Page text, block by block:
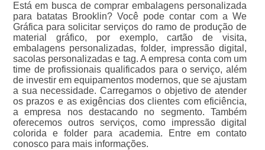
Está em busca de comprar embalagens personalizada
para batatas Brooklin? Você pode contar com a We
Gráfica para solicitar serviços do ramo de produção de
material gráfico, por exemplo, cartão de visita,
embalagens personalizadas, folder, impressão digital,
sacolas personalizadas e tag. A empresa conta com um
time de profissionais qualificados para o serviço, além
de investir em equipamentos modernos, que se ajustam
a sua necessidade. Carregamos o objetivo de atender
os prazos e as exigências dos clientes com eficiência,
a empresa nos destacando no segmento. Também
oferecemos outros serviços, como impressão digital
colorida e folder para academia. Entre em contato
conosco para mais informações.